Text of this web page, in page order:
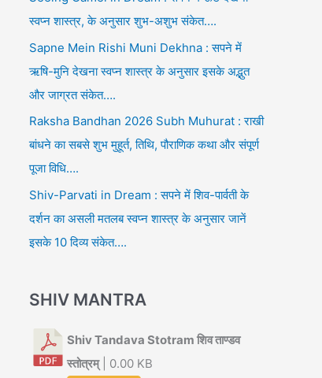
स्वप्न शास्त्र, के अनुसार शुभ-अशुभ संकेत….
Sapne Mein Rishi Muni Dekhna : सपने में
ऋषि-मुनि देखना स्वप्न शास्त्र के अनुसार इसके अद्भुत
और जाग्रत संकेत….
Raksha Bandhan 2026 Subh Muhurat : राखी
बांधने का सबसे शुभ मुहूर्त, तिथि, पौराणिक कथा और संपूर्ण
पूजा विधि….
Shiv-Parvati in Dream : सपने में शिव-पार्वती के
दर्शन का असली मतलब स्वप्न शास्त्र के अनुसार जानें
इसके 10 दिव्य संकेत….
SHIV MANTRA
Shiv Tandava Stotram शिव ताण्डव
स्तोत्रम्| 0.00 KB